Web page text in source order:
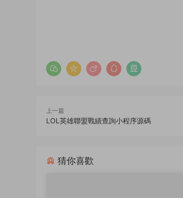
上一篇
LOL英雄聯盟戰績查詢小程序源碼
猜你喜歡